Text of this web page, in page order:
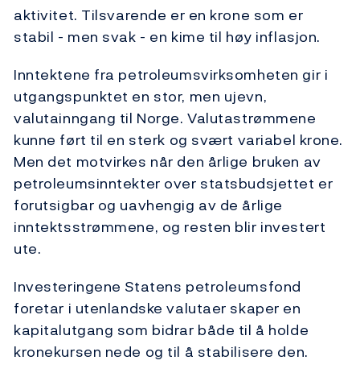
aktivitet. Tilsvarende er en krone som er
stabil - men svak - en kime til høy inflasjon.
Inntektene fra petroleumsvirksomheten gir i
utgangspunktet en stor, men ujevn,
valutainngang til Norge. Valutastrømmene
kunne ført til en sterk og svært variabel krone.
Men det motvirkes når den årlige bruken av
petroleumsinntekter over statsbudsjettet er
forutsigbar og uavhengig av de årlige
inntektsstrømmene, og resten blir investert
ute.
Investeringene Statens petroleumsfond
foretar i utenlandske valutaer skaper en
kapitalutgang som bidrar både til å holde
kronekursen nede og til å stabilisere den.